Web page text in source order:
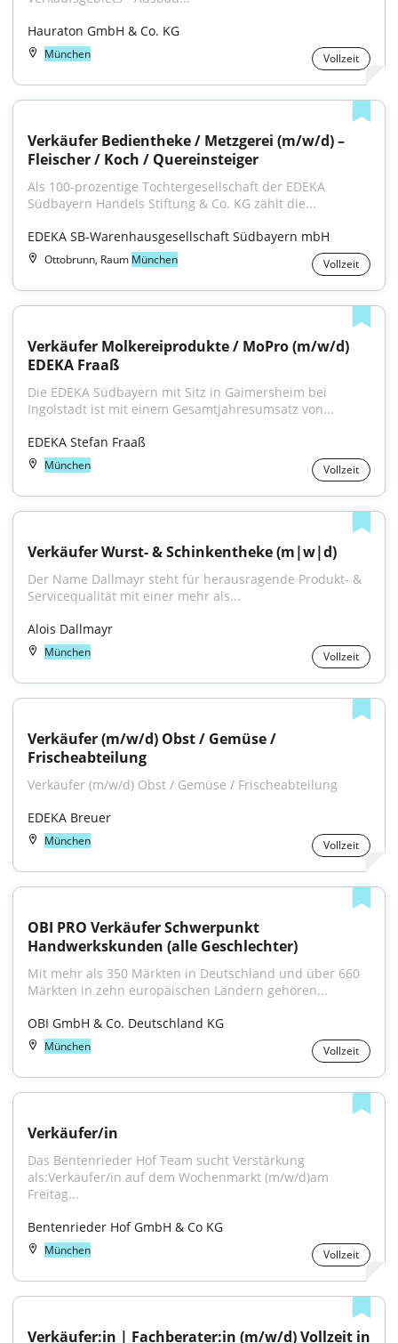
Hauraton GmbH & Co. KG
München Vollzeit
Verkäufer Bedientheke / Metzgerei (m/w/d) –
Fleischer / Koch / Quereinsteiger
Als 100-prozentige Tochtergesellschaft der EDEKA
Südbayern Handels Stiftung & Co. KG zählt die...
EDEKA SB-Warenhausgesellschaft Südbayern mbH
Ottobrunn, Raum München Vollzeit
Verkäufer Molkereiprodukte / MoPro (m/w/d)
EDEKA Fraaß
Die EDEKA Südbayern mit Sitz in Gaimersheim bei
Ingolstadt ist mit einem Gesamtjahresumsatz von...
EDEKA Stefan Fraaß
München Vollzeit
Verkäufer Wurst- & Schinkentheke (m|w|d)
Der Name Dallmayr steht für herausragende Produkt- &
Servicequalität mit einer mehr als...
Alois Dallmayr
München Vollzeit
Verkäufer (m/w/d) Obst / Gemüse /
Frischeabteilung
Verkäufer (m/w/d) Obst / Gemüse / Frischeabteilung
EDEKA Breuer
München Vollzeit
OBI PRO Verkäufer Schwerpunkt
Handwerkskunden (alle Geschlechter)
Mit mehr als 350 Märkten in Deutschland und über 660
Märkten in zehn europäischen Ländern gehören...
OBI GmbH & Co. Deutschland KG
München Vollzeit
Verkäufer/in
Das Bentenrieder Hof Team sucht Verstärkung
als:Verkäufer/in auf dem Wochenmarkt (m/w/d)am
Freitag...
Bentenrieder Hof GmbH & Co KG
München Vollzeit